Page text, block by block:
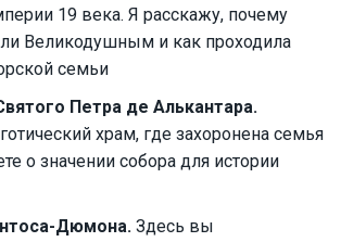
19 века. Я расскажу, почему
Великодушным и как проходила
семьи
Петра де Алькантара.
храм, где захоронена семья
о значении собора для истории
Дюмона. Здесь вы